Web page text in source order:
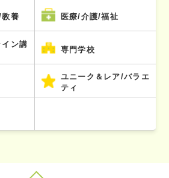
教養 医療/介護/福祉
ン講
専門学校
ユニーク＆レア/バラエ
ティ